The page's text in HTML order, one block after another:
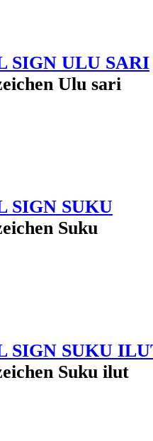
SIGN ULU SARI
Ulu sari
SIGN SUKU
Suku
SIGN SUKU
Suku ilut